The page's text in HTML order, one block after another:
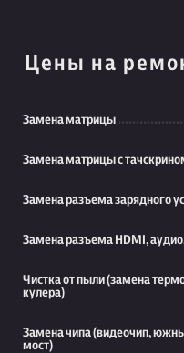
Цены на
Замена матрицы
Замена матрицы с
Замена разъема зарядного
Замена разъема HDMI,
Чистка от пыли (замена
кулера)
Замена чипа (видеочип,
мост)